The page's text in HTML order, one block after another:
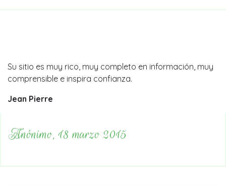
Su sitio es muy rico, muy completo en información, muy
comprensible e inspira confianza.
Jean Pierre
Anónimo, 18 marzo 2015